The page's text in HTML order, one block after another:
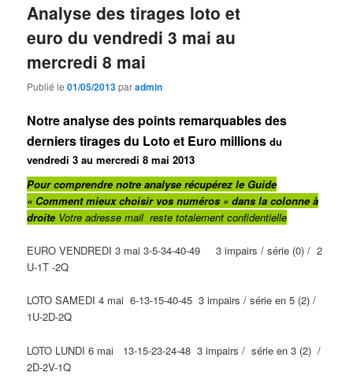
Analyse des tirages loto et
euro du vendredi 3 mai au
mercredi 8 mai
Publié le01/05/2013paradmin
Notre analyse des points remarquables des
derniers tirages du Loto et Euro millions du
vendredi 3 au mercredi 8 mai 2013
Pour comprendre notre analyse récupérez le Guide
« Comment mieux choisir vos numéros » dans la colonne à
droite Votre adresse mail reste totalement confidentielle
EURO VENDREDI 3 mai 3-5-34-40-49 3 impairs / série (0) / 2
U-1T -2Q
LOTO SAMEDI 4 mai 6-13-15-40-45 3 impairs / série en 5 (2) /
1U-2D-2Q
LOTO LUNDI 6 mai 13-15-23-24-48 3 impairs / série en 3 (2) /
2D-2V-1Q